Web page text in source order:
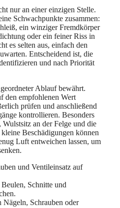
nur an einer einzigen Stelle.
Schwachpunkte zusammen:
ein winziger Fremdkörper
oder ein feiner Riss in
es selten aus, einfach den
Entscheidend ist, die
und nach Priorität
Ablauf bewährt.
den empfohlenen Wert
prüfen und anschließend
kontrollieren. Besonders
an der Felge und die
Beschädigungen können
Luft entweichen lassen, um
und Ventileinsatz auf
Schnitte und
Schrauben oder